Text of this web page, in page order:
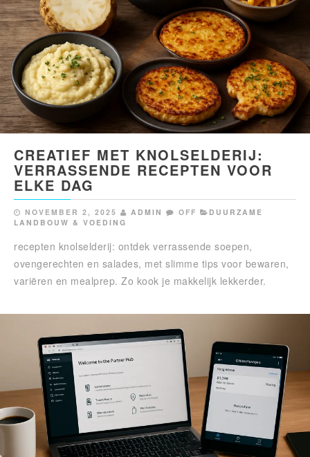
CREATIEF MET KNOLSELDERIJ:
VERRASSENDE RECEPTEN VOOR
ELKE DAG
NOVEMBER 2, 2025 ADMIN OFF
DUURZAME
LANDBOUW & VOEDING
recepten knolselderij: ontdek verrassende soepen,
ovengerechten en salades, met slimme tips voor bewaren,
variëren en mealprep. Zo kook je makkelijk lekkerder.